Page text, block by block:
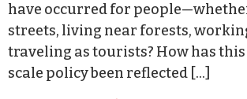
have occurred for
streets, living near forests,
traveling as tourists? How has
scale policy been reflected […]